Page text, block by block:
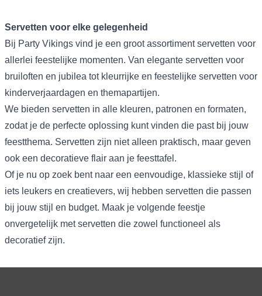
Servetten voor elke gelegenheid
Bij Party Vikings vind je een groot assortiment servetten voor
allerlei feestelijke momenten. Van elegante servetten voor
bruiloften en jubilea tot kleurrijke en feestelijke servetten voor
kinderverjaardagen en themapartijen.
We bieden servetten in alle kleuren, patronen en formaten,
zodat je de perfecte oplossing kunt vinden die past bij jouw
feestthema. Servetten zijn niet alleen praktisch, maar geven
ook een decoratieve flair aan je feesttafel.
Of je nu op zoek bent naar een eenvoudige, klassieke stijl of
iets leukers en creatievers, wij hebben servetten die passen
bij jouw stijl en budget. Maak je volgende feestje
onvergetelijk met servetten die zowel functioneel als
decoratief zijn.